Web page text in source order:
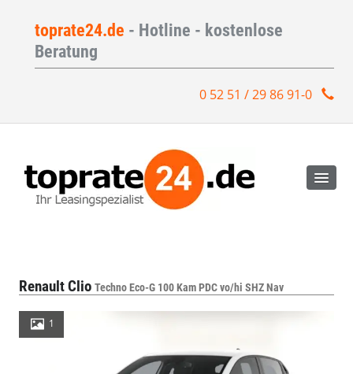
toprate24.de - Hotline - kostenlose
Beratung
0 52 51 / 29 86 91-0
Renault Clio Techno Eco-G 100 Kam PDC vo/hi SHZ Nav
1